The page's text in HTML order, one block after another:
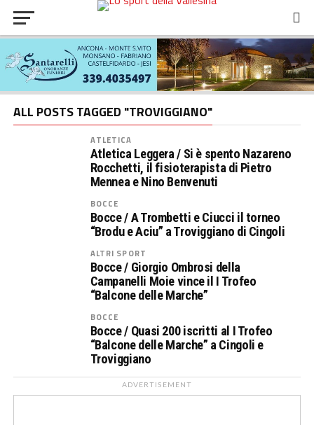
ALL POSTS TAGGED "TROVIGGIANO"
ATLETICA
Atletica Leggera / Si è spento Nazareno
Rocchetti, il fisioterapista di Pietro
Mennea e Nino Benvenuti
BOCCE
Bocce / A Trombetti e Ciucci il torneo
“Brodu e Aciu” a Troviggiano di Cingoli
ALTRI SPORT
Bocce / Giorgio Ombrosi della
Campanelli Moie vince il I Trofeo
“Balcone delle Marche”
BOCCE
Bocce / Quasi 200 iscritti al I Trofeo
“Balcone delle Marche” a Cingoli e
Troviggiano
ADVERTISEMENT